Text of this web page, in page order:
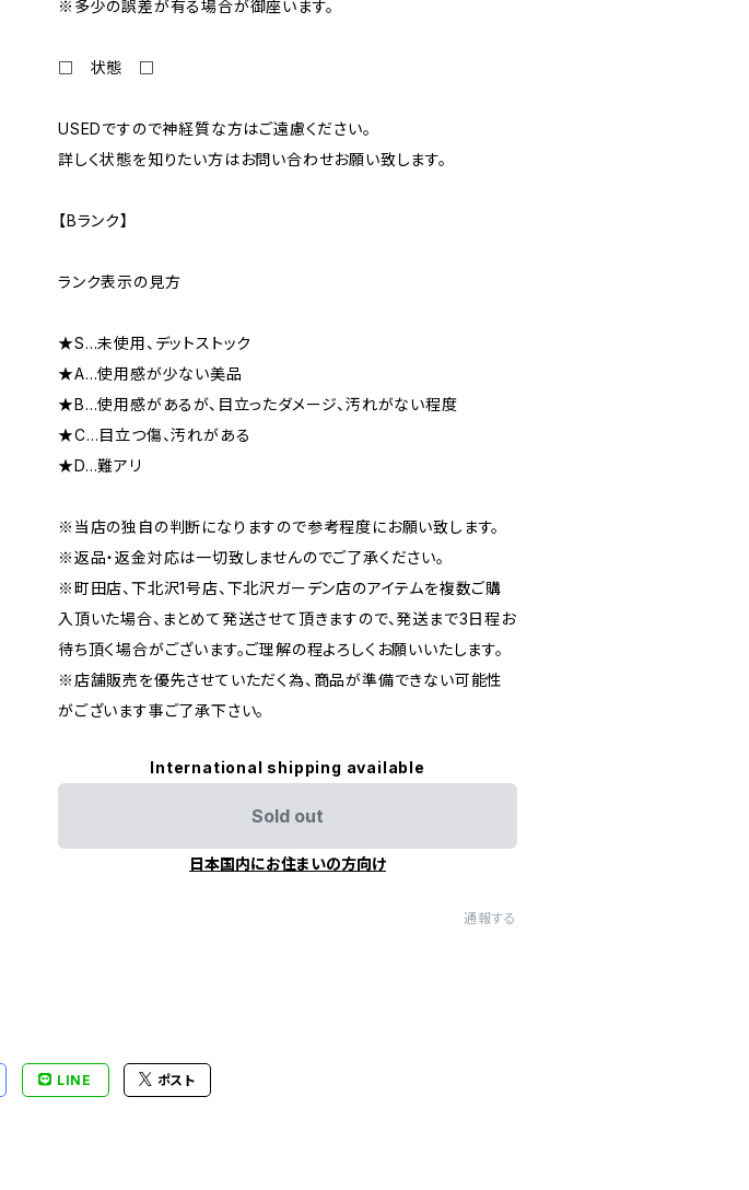
※多少の誤差が有る場合が御座います。
□ 状態 □
USEDですので神経質な方はご遠慮ください。
詳しく状態を知りたい方はお問い合わせお願い致します。
【Bランク】
ランク表示の見方
★S…未使用、デットストック
★A…使用感が少ない美品
★B…使用感があるが、目立ったダメージ、汚れがない程度
★C…目立つ傷、汚れがある
★D…難アリ
※当店の独自の判断になりますので参考程度にお願い致します。
※返品・返金対応は一切致しませんのでご了承ください。
※町田店、下北沢1号店、下北沢ガーデン店のアイテムを複数ご購
入頂いた場合、まとめて発送させて頂きますので、発送まで3日程お
待ち頂く場合がございます。ご理解の程よろしくお願いいたします。
※店舗販売を優先させていただく為、商品が準備できない可能性
がございます事ご了承下さい。
International shipping available
Sold out
日本国内にお住まいの方向け
通報する
LINE ポスト